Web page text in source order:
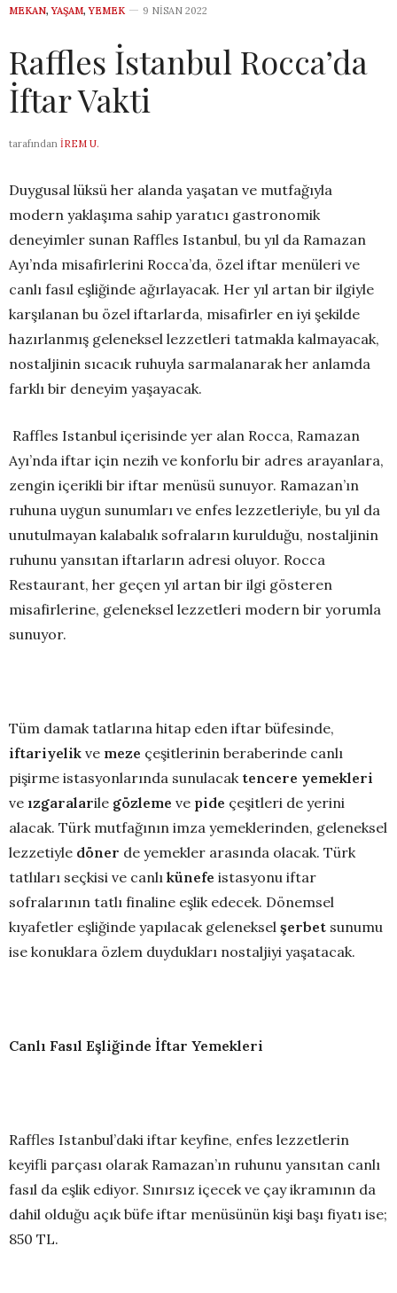
MEKAN, YAŞAM, YEMEK 9 NISAN 2022
Raffles İstanbul Rocca’da
İftar Vakti
tarafından İREM U.
Duygusal lüksü her alanda yaşatan ve mutfağıyla
modern yaklaşıma sahip yaratıcı gastronomik
deneyimler sunan Raffles Istanbul, bu yıl da Ramazan
Ayı’nda misafirlerini Rocca’da, özel iftar menüleri ve
canlı fasıl eşliğinde ağırlayacak. Her yıl artan bir ilgiyle
karşılanan bu özel iftarlarda, misafirler en iyi şekilde
hazırlanmış geleneksel lezzetleri tatmakla kalmayacak,
nostaljinin sıcacık ruhuyla sarmalanarak her anlamda
farklı bir deneyim yaşayacak.
Raffles Istanbul içerisinde yer alan Rocca, Ramazan
Ayı’nda iftar için nezih ve konforlu bir adres arayanlara,
zengin içerikli bir iftar menüsü sunuyor. Ramazan’ın
ruhuna uygun sunumları ve enfes lezzetleriyle, bu yıl da
unutulmayan kalabalık sofraların kurulduğu, nostaljinin
ruhunu yansıtan iftarların adresi oluyor. Rocca
Restaurant, her geçen yıl artan bir ilgi gösteren
misafirlerine, geleneksel lezzetleri modern bir yorumla
sunuyor.
Tüm damak tatlarına hitap eden iftar büfesinde,
iftariyelik ve meze çeşitlerinin beraberinde canlı
pişirme istasyonlarında sunulacak tencere yemekleri
ve ızgaralarile gözleme ve pide çeşitleri de yerini
alacak. Türk mutfağının imza yemeklerinden, geleneksel
lezzetiyle döner de yemekler arasında olacak. Türk
tatlıları seçkisi ve canlı künefe istasyonu iftar
sofralarının tatlı finaline eşlik edecek. Dönemsel
kıyafetler eşliğinde yapılacak geleneksel şerbet sunumu
ise konuklara özlem duydukları nostaljiyi yaşatacak.
Canlı Fasıl Eşliğinde İftar Yemekleri
Raffles Istanbul’daki iftar keyfine, enfes lezzetlerin
keyifli parçası olarak Ramazan’ın ruhunu yansıtan canlı
fasıl da eşlik ediyor. Sınırsız içecek ve çay ikramının da
dahil olduğu açık büfe iftar menüsünün kişi başı fiyatı ise;
850 TL.